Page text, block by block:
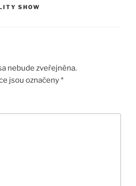
SHOW
nebude zveřejněna.
jsou označeny*